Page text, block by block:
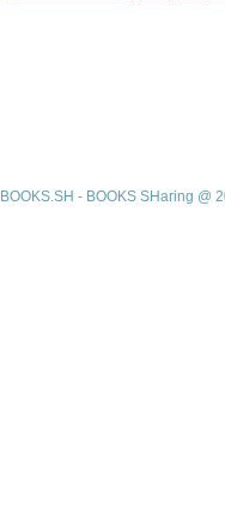
BOOKS.SH - BOOKS SHaring @